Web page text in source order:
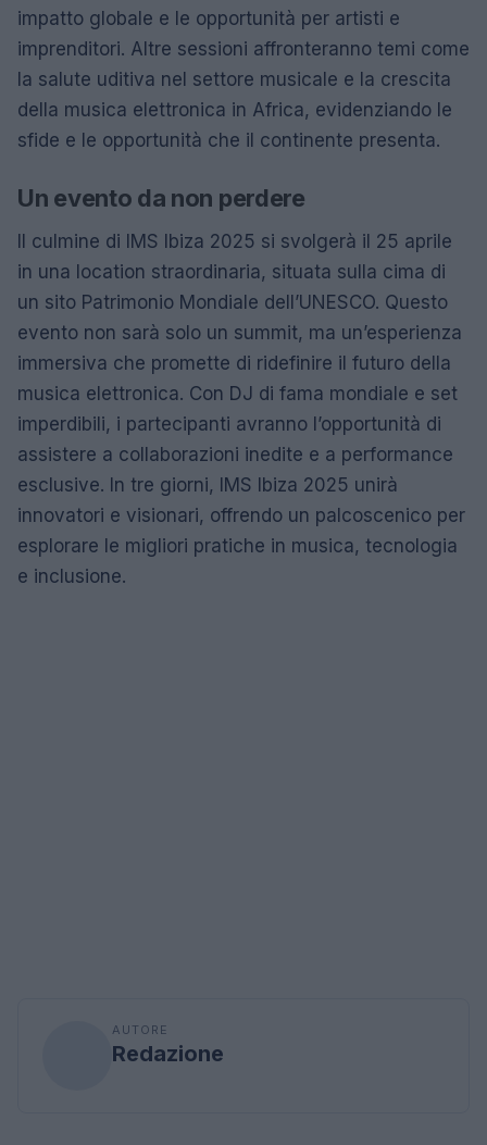
impatto globale e le opportunità per artisti e
imprenditori. Altre sessioni affronteranno temi come
la salute uditiva nel settore musicale e la crescita
della musica elettronica in Africa, evidenziando le
sfide e le opportunità che il continente presenta.
Un evento da non perdere
Il culmine di IMS Ibiza 2025 si svolgerà il 25 aprile
in una location straordinaria, situata sulla cima di
un sito Patrimonio Mondiale dell’UNESCO. Questo
evento non sarà solo un summit, ma un’esperienza
immersiva che promette di ridefinire il futuro della
musica elettronica. Con DJ di fama mondiale e set
imperdibili, i partecipanti avranno l’opportunità di
assistere a collaborazioni inedite e a performance
esclusive. In tre giorni, IMS Ibiza 2025 unirà
innovatori e visionari, offrendo un palcoscenico per
esplorare le migliori pratiche in musica, tecnologia
e inclusione.
AUTORE
Redazione